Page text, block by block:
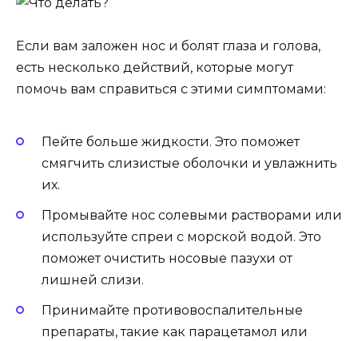
Если вам заложен нос и болят глаза и голова,
есть несколько действий, которые могут
помочь вам справиться с этими симптомами:
Пейте больше жидкости. Это поможет
смягчить слизистые оболочки и увлажнить
их.
Промывайте нос солевыми растворами или
используйте спреи с морской водой. Это
поможет очистить носовые пазухи от
лишней слизи.
Принимайте противовоспалительные
препараты, такие как парацетамол или